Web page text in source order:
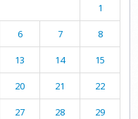
1
6 7 8
13 14 15
20 21 22
27 28 29